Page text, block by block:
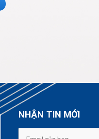
NHẬN TIN MỚI